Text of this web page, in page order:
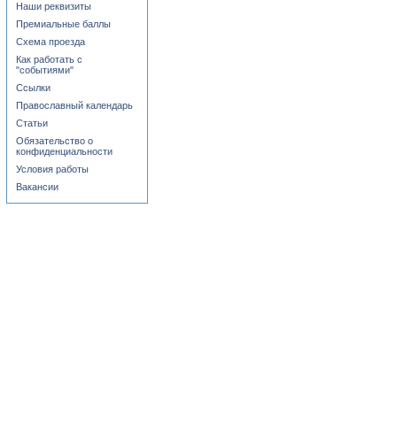
Наши реквизиты
Премиальные баллы
Схема проезда
Как работать с
"событиями"
Ссылки
Православный календарь
Статьи
Обязательство о
конфиденциальности
Условия работы
Вакансии